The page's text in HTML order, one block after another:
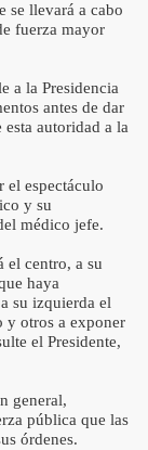
se llevará a cabo
fuerza mayor
a la Presidencia
antes de dar
autoridad a la
el espectáculo
y su
médico jefe.
el centro, a su
haya
su izquierda el
y otros a exponer
el Presidente,
general,
pública que las
órdenes.